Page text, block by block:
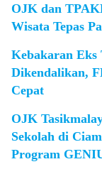
OJK dan
Wisata Tepas
Kebakaran Eks
Dikendalikan,
Cepat
OJK
Sekolah di
Program